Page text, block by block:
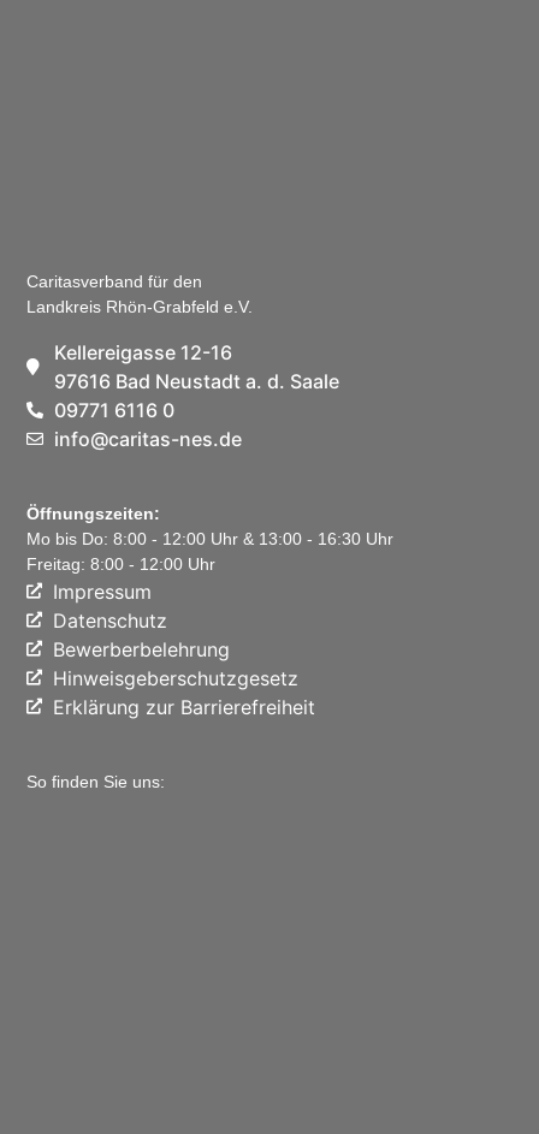
Caritasverband für den
Landkreis Rhön-Grabfeld e.V.
Kellereigasse 12-16
97616 Bad Neustadt a. d. Saale
09771 6116 0
info@caritas-nes.de
Öffnungszeiten:
Mo bis Do: 8:00 - 12:00 Uhr & 13:00 - 16:30 Uhr
Freitag: 8:00 - 12:00 Uhr
Impressum
Datenschutz
Bewerberbelehrung
Hinweisgeberschutzgesetz
Erklärung zur Barrierefreiheit
So finden Sie uns: